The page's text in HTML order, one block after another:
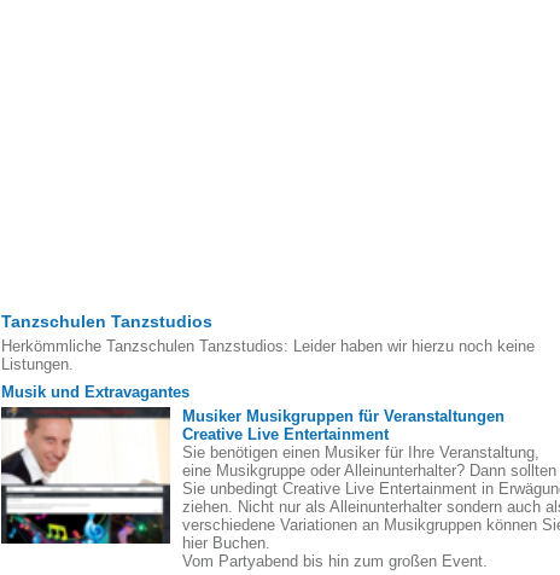
Tanzschulen Tanzstudios
Herkömmliche Tanzschulen Tanzstudios: Leider haben wir hierzu noch keine
Listungen.
Musik und Extravagantes
Musiker Musikgruppen für Veranstaltungen
Creative Live Entertainment
Sie benötigen einen Musiker für Ihre Veranstaltung,
eine Musikgruppe oder Alleinunterhalter? Dann sollten
Sie unbedingt Creative Live Entertainment in
ziehen. Nicht nur als Alleinunterhalter sondern auch
verschiedene Variationen an Musikgruppen können
hier Buchen.
Vom Partyabend bis hin zum großen Event.